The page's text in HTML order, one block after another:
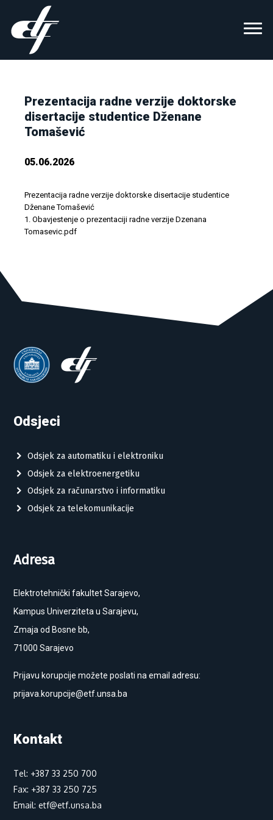
Prezentacija radne verzije doktorske
disertacije studentice Dženane
Tomašević
05.06.2026
Prezentacija radne verzije doktorske disertacije studentice
Dženane Tomašević
1. Obavjestenje o prezentaciji radne verzije Dzenana
Tomasevic.pdf
Odsjeci
Odsjek za automatiku i elektroniku
Odsjek za elektroenergetiku
Odsjek za računarstvo i informatiku
Odsjek za telekomunikacije
Adresa
Elektrotehnički fakultet Sarajevo,
Kampus Univerziteta u Sarajevu,
Zmaja od Bosne bb,
71000 Sarajevo
Prijavu korupcije možete poslati na email adresu:
prijava.korupcije@etf.unsa.ba
Kontakt
Tel: +387 33 250 700
Fax: +387 33 250 725
Email: etf@etf.unsa.ba